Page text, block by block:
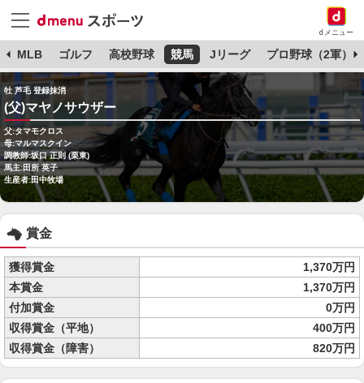
dメニュー
MLB ゴルフ 高校野球 競馬 Jリーグ プロ野球（2軍）
牡 芦毛 登録抹消
(父)マヤノサウザー
父:タマモクロス
母:マルマスクイン
調教師:坂口 正則 (栗東)
馬主:田所 英子
生産者:田中牧場
賞金
獲得賞金
1,370万円
本賞金
1,370万円
付加賞金
0万円
収得賞金（平地）
400万円
収得賞金（障害）
820万円